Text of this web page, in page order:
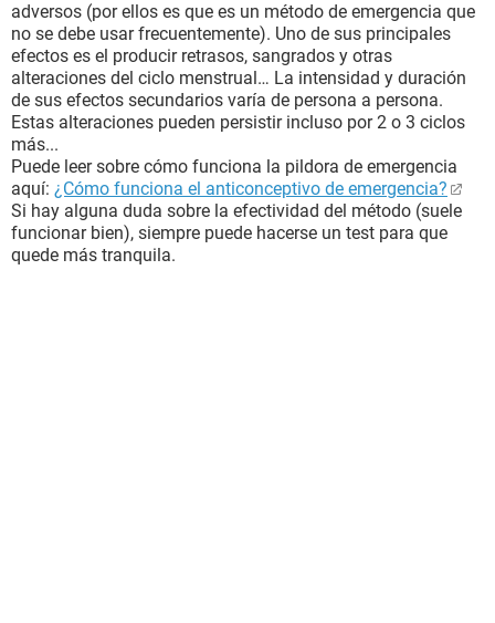
adversos (por ellos es que es un método de emergencia que
no se debe usar frecuentemente). Uno de sus principales
efectos es el producir retrasos, sangrados y otras
alteraciones del ciclo menstrual… La intensidad y duración
de sus efectos secundarios varía de persona a persona.
Estas alteraciones pueden persistir incluso por 2 o 3 ciclos
más...
Puede leer sobre cómo funciona la pildora de emergencia
aquí: ¿Cómo funciona el anticonceptivo de emergencia?
Si hay alguna duda sobre la efectividad del método (suele
funcionar bien), siempre puede hacerse un test para que
quede más tranquila.